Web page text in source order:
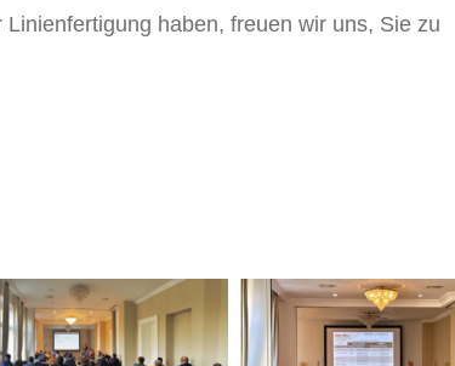
haben, freuen wir uns, Sie zu